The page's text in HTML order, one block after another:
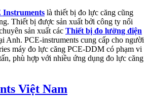
Instruments là thiết bị đo lực căng cũng
Thiết bị được sản xuất bởi công ty nổi
sản xuất các Thiết bị đo lường điện
Anh. PCE-instruments cung cấp cho người
máy đo lực căng PCE-DDM có phạm vi
phù hợp với nhiều ứng dụng đo lực căng
Việt Nam